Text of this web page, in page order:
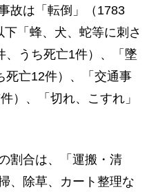
故は「転倒」（1783
「蜂、犬、蛇等に刺さ
、うち死亡1件）、「墜
死亡12件）、「交通事
）、「切れ、こすれ」
割合は、「運搬・清
、除草、カート整理な